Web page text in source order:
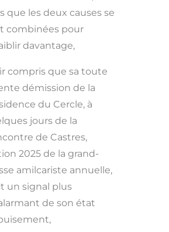
que les deux causes se
combinées pour
davantage,
compris que sa toute
démission de la
du Cercle, à
jours de la
de Castres,
2025 de la grand-
amilcariste annuelle,
un signal plus
de son état